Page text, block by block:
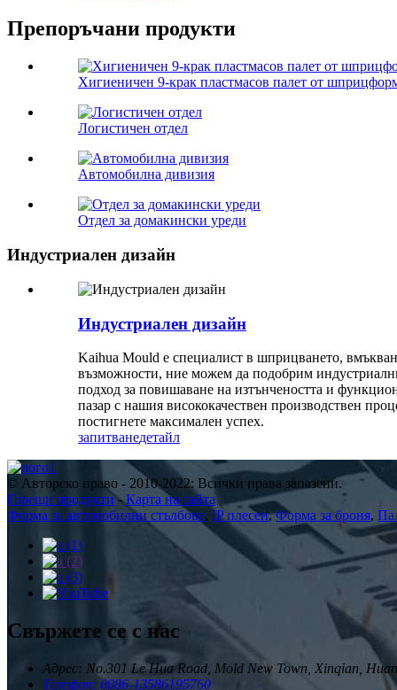
Препоръчани продукти
Хигиеничен 9-крак пластмасов палет от
Логистичен отдел
Автомобилна дивизия
Отдел за домакински уреди
Индустриален дизайн
Индустриален дизайн
Kaihua Mould е специалист в шприцването,
възможности, ние можем да подобрим
подход за повишаване на изтънчеността и
пазар с нашия висококачествен производствен
постигнете максимален успех.
запитванедетайл
© Авторско право - 2010-2022: Всички права запазени.
Горещи продукти-Карта на сайта
Форма за автомобилни стълбове, IP плесен,Форма за броня,
Свържете се с нас
Адрес: No.301 Le Hua Road, Mold New Town, Xinqian,
Телефон: 0086-13586195760